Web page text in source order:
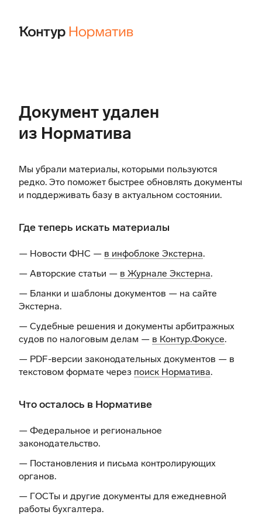
Документ удален
из Норматива
Мы убрали материалы, которыми пользуются
редко. Это поможет быстрее обновлять документы
и поддерживать базу в актуальном состоянии.
Где теперь искать материалы
— Новости ФНС — в инфоблоке Экстерна.
— Авторские статьи — в Журнале Экстерна.
— Бланки и шаблоны документов — на сайте
Экстерна.
— Судебные решения и документы арбитражных
судов по налоговым делам — в Контур.Фокусе.
— PDF-версии законодательных документов — в
текстовом формате через поиск Норматива.
Что осталось в Нормативе
— Федеральное и региональное
законодательство.
— Постановления и письма контролирующих
органов.
— ГОСТы и другие документы для ежедневной
работы бухгалтера.